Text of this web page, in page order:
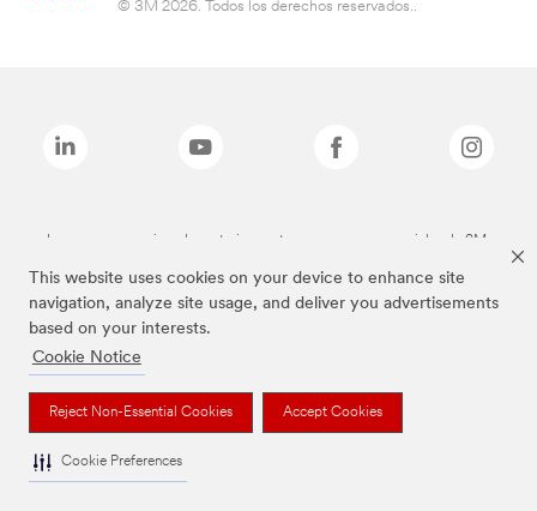
This website uses cookies on your device to enhance site
navigation, analyze site usage, and deliver you advertisements
based on your interests.
Cookie Notice
Reject Non-Essential Cookies Accept Cookies
Cookie Preferences
© 3M 2026. Todos los derechos reservados..
Las marcas mencionadas anteriormente son marcas comerciales de 3M.